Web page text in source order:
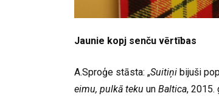
Jaunie kopj senču vērtības
A.Sproģe stāsta: „Suitiņi bijuši
eimu, pulkā teku un Baltica, 2015.